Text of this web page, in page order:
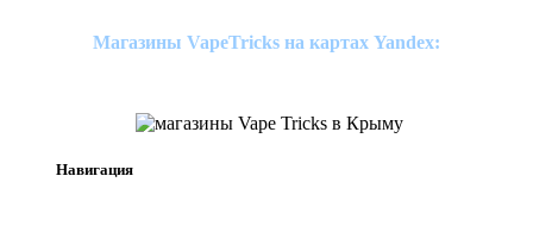
Магазины VapeTricks на картах Yandex:
Навигация